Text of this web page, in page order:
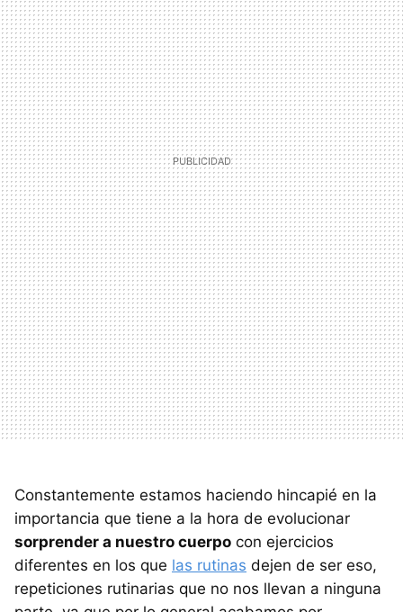
Constantemente estamos haciendo hincapié en la
importancia que tiene a la hora de evolucionar
sorprender a nuestro cuerpo con ejercicios
diferentes en los que las rutinas dejen de ser eso,
repeticiones rutinarias que no nos llevan a ninguna